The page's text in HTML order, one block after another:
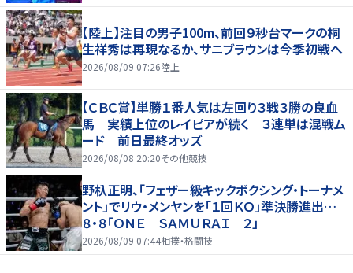
【陸上】注目の男子100m、前回９秒台マークの桐
生祥秀は再現なるか、サニブラウンは今季初戦へ
2026/08/09 07:26陸上
【ＣＢＣ賞】単勝１番人気は左回り３戦３勝の良血
馬 実績上位のレイピアが続く ３連単は混戦ム
ード 前日最終オッズ
2026/08/08 20:20その他競技
野杁正明、「フェザー級キックボクシング・トーナメ
ント」でリウ・メンヤンを「１回ＫＯ」準決勝進出…
８・８「ＯＮＥ ＳＡＭＵＲＡＩ ２」
2026/08/09 07:44相撲・格闘技